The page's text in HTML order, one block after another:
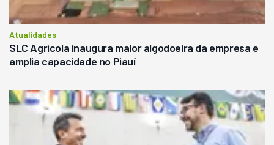
Atualidades
SLC Agrícola inaugura maior algodoeira da empresa e
amplia capacidade no Piauí